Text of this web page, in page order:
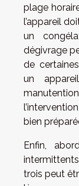
plage
l’appareil
un
dégivrage
de
un
bien
Enfin,
trois peut